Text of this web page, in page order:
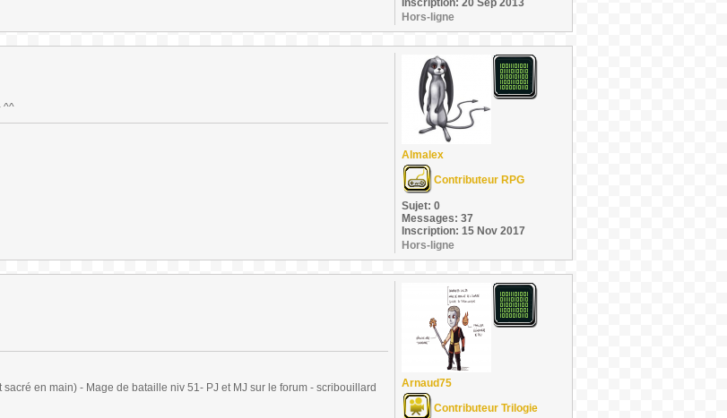
Inscription: 20 Sep 2013
Hors-ligne
^^
Almalex
Contributeur RPG
Sujet: 0
Messages: 37
Inscription: 15 Nov 2017
Hors-ligne
en main) - Mage de bataille niv 51- PJ et MJ sur le forum - scribouillard
Arnaud75
Contributeur Trilogie